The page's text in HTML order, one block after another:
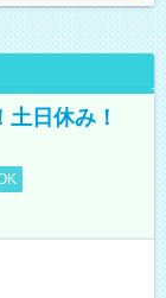
日休み！